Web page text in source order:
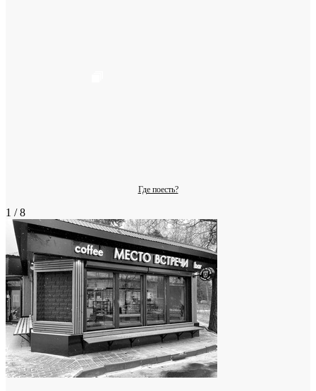
Где поесть?
1 / 8